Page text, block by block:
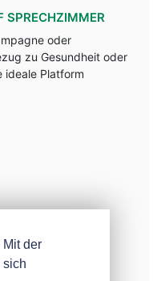
SPRECHZIMMER
oder
zu Gesundheit oder
ideale Platform
der
sich